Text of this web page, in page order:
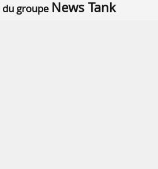
du groupe News Tank